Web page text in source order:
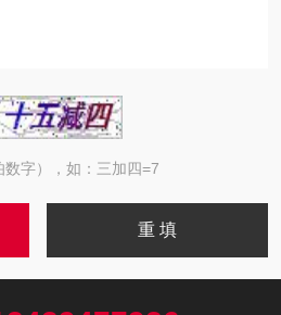
字），如：三加四=7